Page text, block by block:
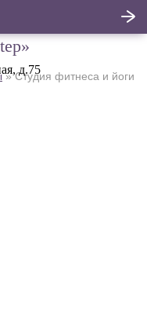
д.75
»Студия фитнеса и йоги